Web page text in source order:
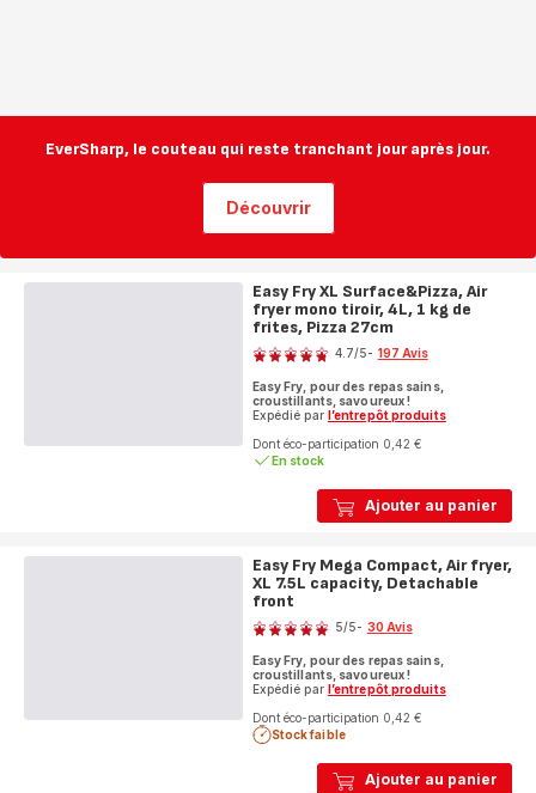
EverSharp, le couteau qui reste tranchant jour après jour.
Découvrir
Ajouter au panier
Easy Fry XL Surface&Pizza, Air
fryer mono tiroir, 4L, 1 kg de
frites, Pizza 27cm
Note
4.7/5- 197 Avis
Easy Fry, pour des repas sains,
croustillants, savoureux !
Expédié par l’entrepôt produits
Dont éco-participation 0,42 €
En stock
Ajouter au panier
Easy Fry Mega Compact, Air fryer,
XL 7.5L capacity, Detachable
front
Note
5
étoiles
(moyenne)
5/5- 30 Avis
Easy Fry, pour des repas sains,
croustillants, savoureux !
Expédié par l’entrepôt produits
Dont éco-participation 0,42 €
Stock faible